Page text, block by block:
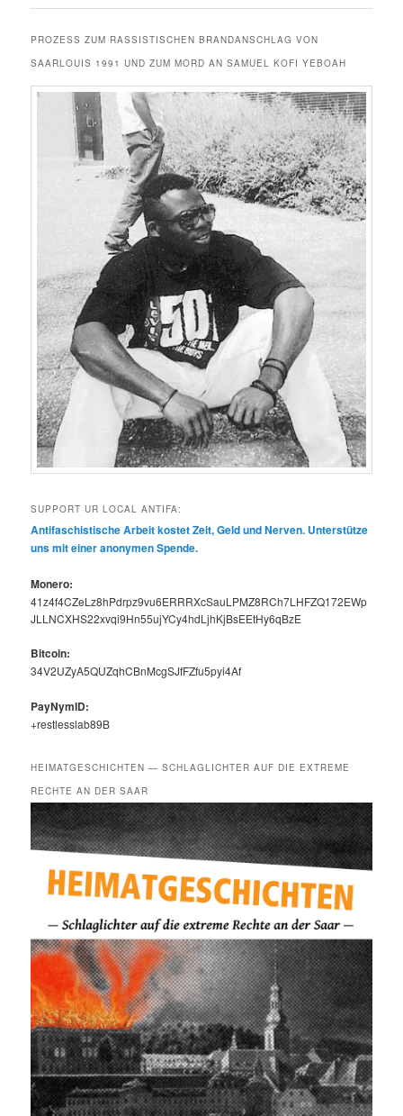
PROZESS ZUM RASSISTISCHEN BRANDANSCHLAG VON
SAARLOUIS 1991 UND ZUM MORD AN SAMUEL KOFI YEBOAH
SUPPORT UR LOCAL ANTIFA:
Antifaschis­tis­che Arbeit kostet Zeit, Geld und Ner­ven. Unter­stütze
uns mit ein­er anony­men Spende.
Mon­ero:
41z4f4CZeLz8hPdrpz9vu6ERRRXcSauLPMZ8RCh7LHFZQ172EWp
JLLNCXHS22xvqi9Hn55ujYCy4hdLjhKjBsEEtHy6qBzE
Bit­coin:
34V2UZyA5QUZqhCBnMcgSJfFZfu5pyi4Af
PayNymID:
+restlesslab89B
HEIMATGESCHICHTEN — SCHLAGLICHTER AUF DIE EXTREME
RECHTE AN DER SAAR